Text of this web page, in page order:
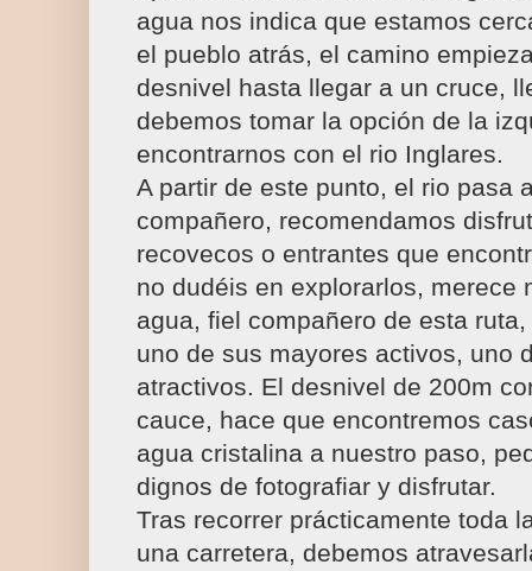
agua nos indica que estamos
el pueblo atrás, el camino
desnivel hasta llegar a un cruce,
debemos tomar la opción de la
encontrarnos con el rio Inglares.
A partir de este punto, el rio pasa
compañero, recomendamos
recovecos o entrantes que
no dudéis en explorarlos, merece
agua, fiel compañero de esta
uno de sus mayores activos, uno
atractivos. El desnivel de 200m
cauce, hace que encontremos
agua cristalina a nuestro paso,
dignos de fotografiar y disfrutar.
Tras recorrer prácticamente toda
una carretera, debemos